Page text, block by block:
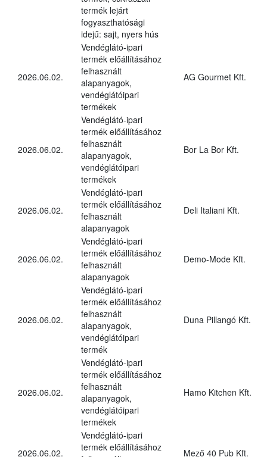
termék lejárt
fogyaszthatósági
idejű: sajt, nyers hús
2026.06.02.
Vendéglátó-ipari
termék előállításához
felhasznált
alapanyagok,
vendéglátóipari
termékek
AG Gourmet Kft.
2026.06.02.
Vendéglátó-ipari
termék előállításához
felhasznált
alapanyagok,
vendéglátóipari
termékek
Bor La Bor Kft.
2026.06.02.
Vendéglátó-ipari
termék előállításához
felhasznált
alapanyagok
Deli Italiani Kft.
2026.06.02.
Vendéglátó-ipari
termék előállításához
felhasznált
alapanyagok
Demo-Mode Kft.
2026.06.02.
Vendéglátó-ipari
termék előállításához
felhasznált
alapanyagok,
vendéglátóipari
termék
Duna Pillangó Kft.
2026.06.02.
Vendéglátó-ipari
termék előállításához
felhasznált
alapanyagok,
vendéglátóipari
termékek
Hamo Kitchen Kft.
2026.06.02.
Vendéglátó-ipari
termék előállításához
Mező 40 Pub Kft.